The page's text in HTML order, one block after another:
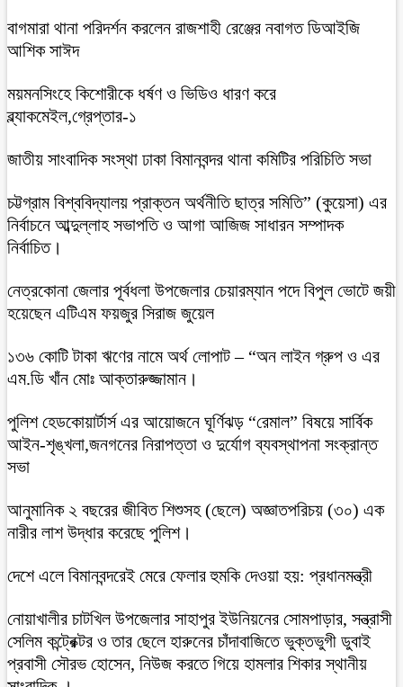
বাগমারা থানা পরিদর্শন করলেন রাজশাহী রেঞ্জের নবাগত ডিআইজি
আশিক সাঈদ
ময়মনসিংহে কিশোরীকে ধর্ষণ ও ভিডিও ধারণ করে
ব্ল্যাকমেইল,গ্রেপ্তার-১
জাতীয় সাংবাদিক সংস্থা ঢাকা বিমানবন্দর থানা কমিটির পরিচিতি সভা
চট্টগ্রাম বিশ্ববিদ্যালয় প্রাক্তন অর্থনীতি ছাত্র সমিতি” (কুয়েসা) এর
নির্বাচনে আব্দুল্লাহ সভাপতি ও আগা আজিজ সাধারন সম্পাদক
নির্বাচিত।
নেত্রকোনা জেলার পূর্বধলা উপজেলার চেয়ারম্যান পদে বিপুল ভোটে জয়ী
হয়েছেন এটিএম ফয়জুর সিরাজ জুয়েল
১৩৬ কোটি টাকা ঋণের নামে অর্থ লোপাট – “অন লাইন গ্রুপ ও এর
এম.ডি খাঁন মোঃ আক্তারুজ্জামান।
পুলিশ হেডকোয়ার্টার্স এর আয়োজনে ঘূর্ণিঝড় “রেমাল” বিষয়ে সার্বিক
আইন-শৃঙ্খলা,জনগনের নিরাপত্তা ও দুর্যোগ ব্যবস্থাপনা সংক্রান্ত
সভা
আনুমানিক ২ বছরের জীবিত শিশুসহ (ছেলে) অজ্ঞাতপরিচয় (৩০) এক
নারীর লাশ উদ্ধার করেছে পুলিশ।
দেশে এলে বিমানবন্দরেই মেরে ফেলার হুমকি দেওয়া হয়: প্রধানমন্ত্রী
নোয়াখালীর চাটখিল উপজেলার সাহাপুর ইউনিয়নের সোমপাড়ার, সন্ত্রাসী
সেলিম কন্ট্রেক্টর ও তার ছেলে হারুনের চাঁদাবাজিতে ভুক্তভুগী ডুবাই
প্রবাসী সৌরভ হোসেন, নিউজ করতে গিয়ে হামলার শিকার স্থানীয়